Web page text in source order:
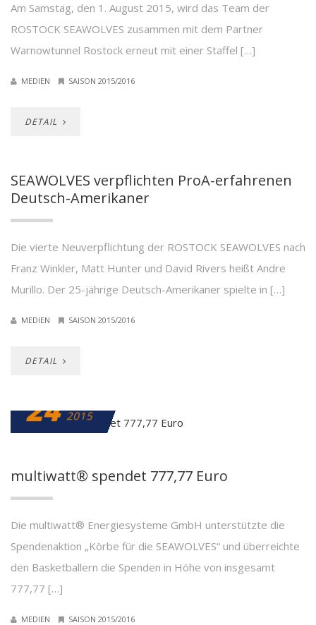
Am Samstag, den 1. August 2015, wird das Team der
ROSTOCK SEAWOLVES zusammen mit dem Partner
Warnowtunnel Rostock erneut mit einer Staffel […]
MEDIEN SAISON 2015/2016
DETAIL
SEAWOLVES verpflichten ProA-erfahrenen
Deutsch-Amerikaner
Die vierte Neuverpflichtung der ROSTOCK SEAWOLVES nach
Franz Winkler, Matt Hunter und David Rivers heißt Andre
Murillo. Der 25-jährige Deutsch-Amerikaner spielte in […]
MEDIEN SAISON 2015/2016
DETAIL
24 2015
multiwatt® spendet 777,77 Euro
Die multiwatt® Energiesysteme GmbH unterstützte die
Spendenaktion „Körbe für die SEAWOLVES“ und überreichte
den Basketballern die Spenden in Höhe von insgesamt
777,77 […]
MEDIEN SAISON 2015/2016